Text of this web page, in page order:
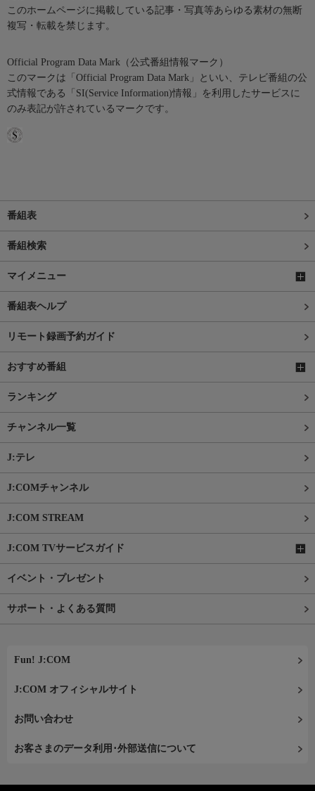
このホームページに掲載している記事・写真等あらゆる素材の無断
複写・転載を禁じます。
Official Program Data Mark（公式番組情報マーク）
このマークは「Official Program Data Mark」といい、テレビ番組の公
式情報である「SI(Service Information)情報」を利用したサービスに
のみ表記が許されているマークです。
番組表
番組検索
マイメニュー
番組表ヘルプ
リモート録画予約ガイド
おすすめ番組
ランキング
チャンネル一覧
J:テレ
J:COMチャンネル
J:COM STREAM
J:COM TVサービスガイド
イベント・プレゼント
サポート・よくある質問
Fun! J:COM
J:COM オフィシャルサイト
お問い合わせ
お客さまのデータ利用･外部送信について